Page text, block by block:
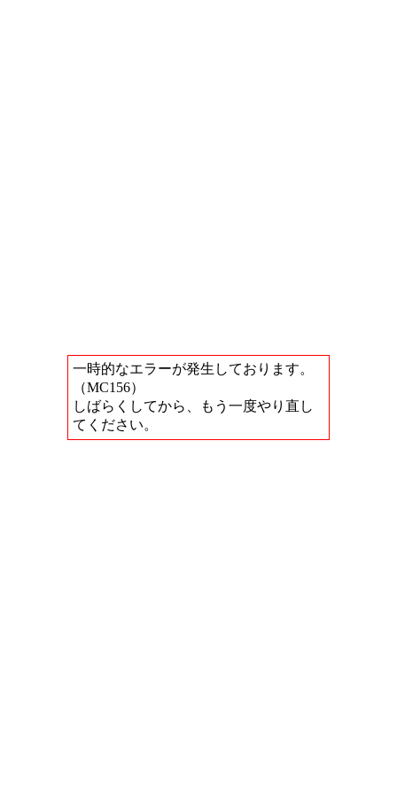
一時的なエラーが発生しております。
（MC156）
しばらくしてから、もう一度やり直し
てください。